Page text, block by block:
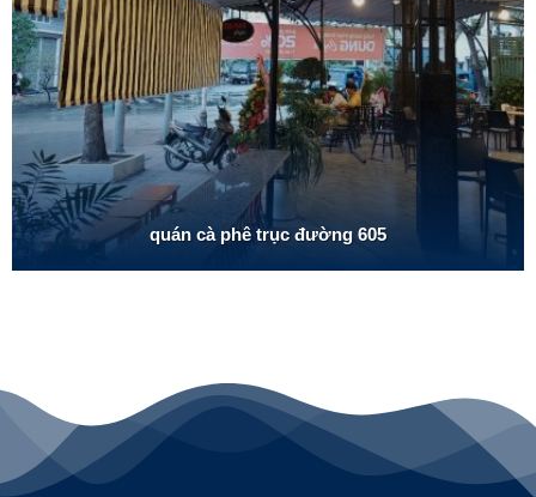
quán cà phê trục đường 605